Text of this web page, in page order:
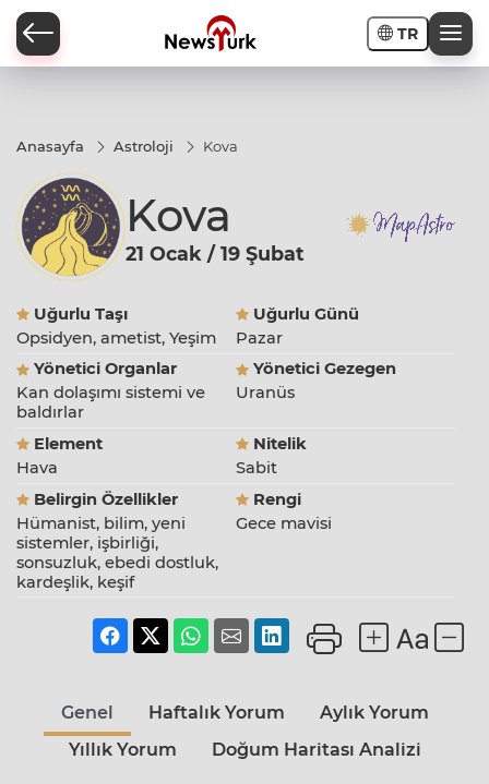
TR
Anasayfa Astroloji Kova
Kova
21 Ocak / 19 Şubat
Uğurlu Taşı
Opsidyen, ametist, Yeşim
Uğurlu Günü
Pazar
Yönetici Organlar
Kan dolaşımı sistemi ve
baldırlar
Yönetici Gezegen
Uranüs
Element
Hava
Nitelik
Sabit
Belirgin Özellikler
Hümanist, bilim, yeni
sistemler, işbirliği,
sonsuzluk, ebedi dostluk,
kardeşlik, keşif
Rengi
Gece mavisi
Genel Haftalık Yorum
Aylık Yorum
Yıllık Yorum
Doğum Haritası Analizi